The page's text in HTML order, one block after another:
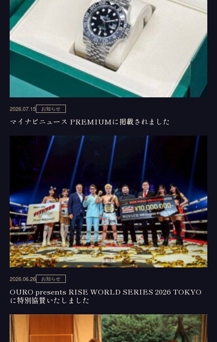
2026.07.15 お知らせ
マイナビニュース PREMIUMに掲載されました
2026.06.26 お知らせ
OURO presents RISE WORLD SERIES 2026 TOKYO
に特別協賛いたしました